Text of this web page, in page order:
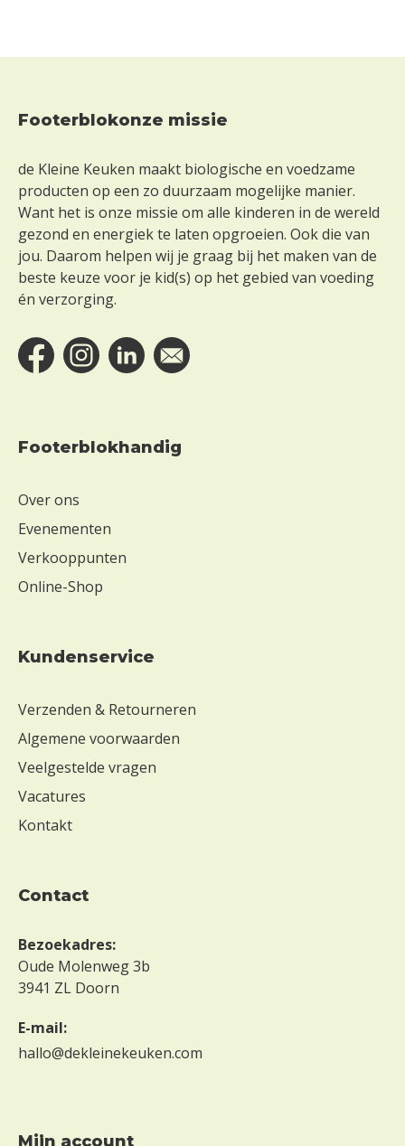
Footer
Footerblokonze missie
de Kleine Keuken maakt biologische en voedzame
producten op een zo duurzaam mogelijke manier.
Want het is onze missie om alle kinderen in de wereld
gezond en energiek te laten opgroeien. Ook die van
jou. Daarom helpen wij je graag bij het maken van de
beste keuze voor je kid(s) op het gebied van voeding
én verzorging.
Footerblokhandig
Over ons
Evenementen
Verkooppunten
Online-Shop
Kundenservice
Verzenden & Retourneren
Algemene voorwaarden
Veelgestelde vragen
Vacatures
Kontakt
contact
Bezoekadres:
Oude Molenweg 3b
3941 ZL Doorn
E-mail:
hallo@dekleinekeuken.com
mijn account